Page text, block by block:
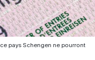
pays Schengen ne pourront